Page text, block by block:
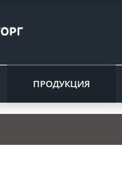
ПРОДУКЦИЯ